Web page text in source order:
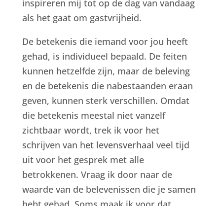
inspireren mij tot op de dag van vandaag
als het gaat om gastvrijheid.
De betekenis die iemand voor jou heeft
gehad, is individueel bepaald. De feiten
kunnen hetzelfde zijn, maar de beleving
en de betekenis die nabestaanden eraan
geven, kunnen sterk verschillen. Omdat
die betekenis meestal niet vanzelf
zichtbaar wordt, trek ik voor het
schrijven van het levensverhaal veel tijd
uit voor het gesprek met alle
betrokkenen. Vraag ik door naar de
waarde van de belevenissen die je samen